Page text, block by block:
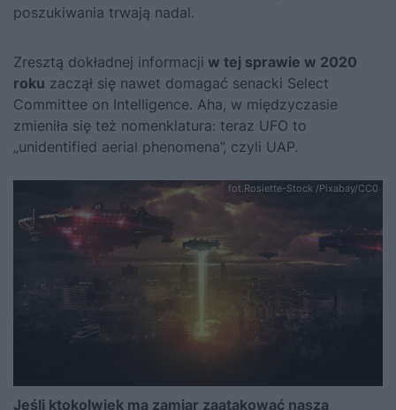
poszukiwania trwają nadal.
Zresztą dokładnej informacji w tej sprawie w 2020
roku zaczął się nawet domagać senacki Select
Committee on Intelligence. Aha, w międzyczasie
zmieniła się też nomenklatura: teraz UFO to
„unidentified aerial phenomena”, czyli UAP.
fot.Rosiette-Stock /Pixabay/CC0
Jeśli ktokolwiek ma zamiar zaatakować naszą